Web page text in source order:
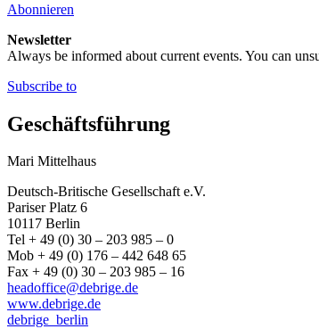
Abonnieren
Newsletter
Always be informed about current events. You can
Subscribe to
Geschäftsführung
Mari Mittelhaus
Deutsch-Britische Gesellschaft e.V.
Pariser Platz 6
10117 Berlin
Tel + 49 (0) 30 – 203 985 – 0
Mob + 49 (0) 176 – 442 648 65
Fax + 49 (0) 30 – 203 985 – 16
headoffice@debrige.de
www.debrige.de
debrige_berlin